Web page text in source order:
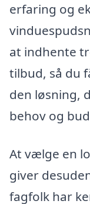
erfaring og
at indhente
tilbud, så du
den løsning,
behov og
At vælge en
giver
fagfolk har